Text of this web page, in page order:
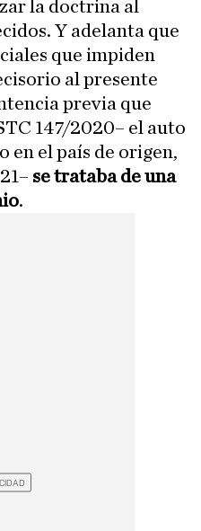
la doctrina al
Y adelanta que
que impiden
al presente
previa que
147/2020– el auto
en el país de origen,
se trataba de una
.